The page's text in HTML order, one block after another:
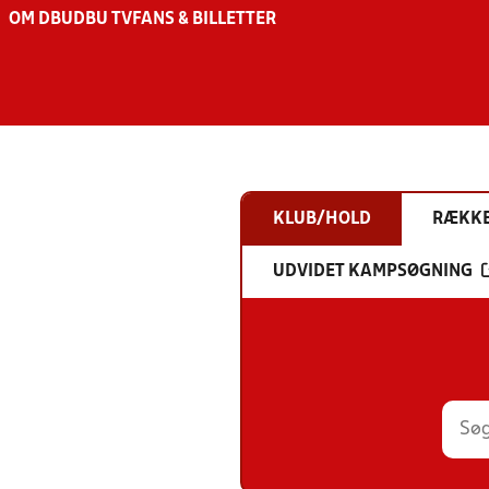
OM DBU DBU TV FANS & BILLETTER
KLUB/HOLD
UDVIDET KAMPSØGNING